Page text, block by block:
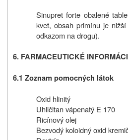
Sinupret forte obalené
kvet, obsah primínu je
odkazom na drogu).
6. FARMACEUTICKÉ
6.1 Zoznam pomocných látok
Oxid hlinitý
Uhličitan vápenatý E 170
Ricínový olej
Bezvodý koloidný oxid